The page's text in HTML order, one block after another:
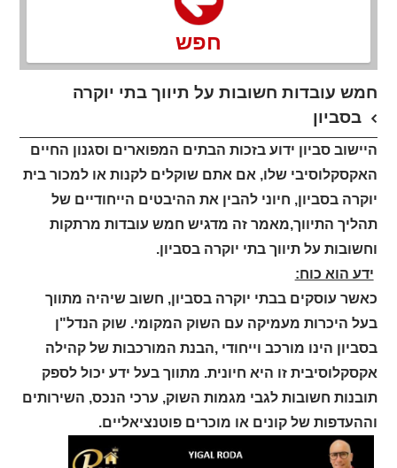
חפש
חמש עובדות חשובות על תיווך בתי יוקרה
בסביון
היישוב סביון ידוע בזכות הבתים המפוארים וסגנון החיים
האקסקלוסיבי שלו, אם אתם שוקלים לקנות או למכור בית
יוקרה בסביון, חיוני להבין את ההיבטים הייחודיים של
תהליך התיווך,מאמר זה מדגיש חמש עובדות מרתקות
וחשובות על תיווך בתי יוקרה בסביון.
ידע הוא כוח:
כאשר עוסקים בבתי יוקרה בסביון, חשוב שיהיה מתווך
בעל היכרות מעמיקה עם השוק המקומי. שוק הנדל"ן
בסביון הינו מורכב וייחודי ,הבנת המורכבות של קהילה
אקסקלוסיבית זו היא חיונית. מתווך בעל ידע יכול לספק
תובנות חשובות לגבי מגמות השוק, ערכי הנכס, השירותים
וההעדפות של קונים או מוכרים פוטנציאליים.